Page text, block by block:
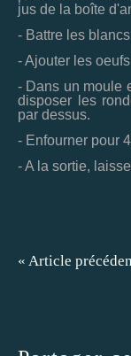
jus de la boîte
- Battre les
- Ajouter les
- Dans un moule
disposer les
par dessus.
- Enfourner pour
- A la sortie,
« Article